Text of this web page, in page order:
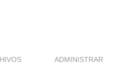
ADMINISTRAR